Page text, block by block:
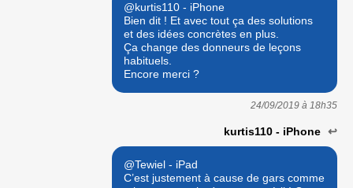
@kurtis110 - iPhone
Bien dit ! Et avec tout ça des solutions
et des idées concrètes en plus.
Ça change des donneurs de leçons
habituels.
Encore merci ?
24/09/2019 à 18h35
kurtis110 - iPhone ↩
@Tewiel - iPad
C’est justement à cause de gars comme